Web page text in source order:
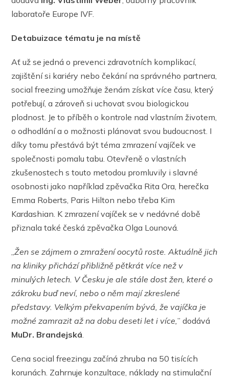
laboratoře Europe IVF.
Detabuizace tématu je na místě
Ať už se jedná o prevenci zdravotních komplikací,
zajištění si kariéry nebo čekání na správného partnera,
social freezing umožňuje ženám získat více času, který
potřebují, a zároveň si uchovat svou biologickou
plodnost. Je to příběh o kontrole nad vlastním životem,
o odhodlání a o možnosti plánovat svou budoucnost. I
díky tomu přestává být téma zmrazení vajíček ve
společnosti pomalu tabu. Otevřeně o vlastních
zkušenostech s touto metodou promluvily i slavné
osobnosti jako například zpěvačka Rita Ora, herečka
Emma Roberts, Paris Hilton nebo třeba Kim
Kardashian. K zmrazení vajíček se v nedávné době
přiznala také česká zpěvačka Olga Lounová.
„Žen se zájmem o zmražení oocytů roste. Aktuálně jich
na kliniky přichází přibližně pětkrát více než v
minulých letech. V Česku je ale stále dost žen, které o
zákroku buď neví, nebo o něm mají zkreslené
představy. Velkým překvapením bývá, že vajíčka je
možné zamrazit až na dobu deseti let i více,” dodává
MuDr. Brandejská
Cena social freezingu začíná zhruba na 50 tisících
korunách. Zahrnuje konzultace, náklady na stimulační